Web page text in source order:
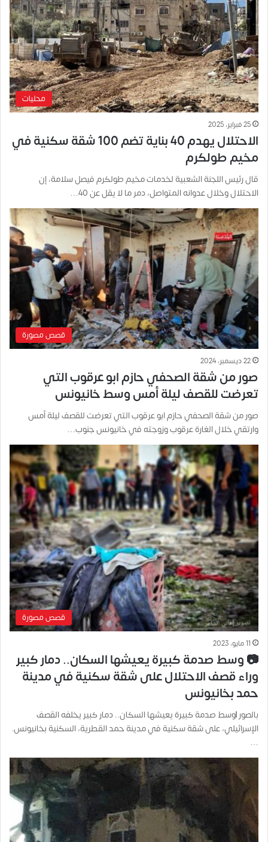
محليات
25 فبراير، 2025
الاحتلال يهدم 40 بناية تضم 100 شقة سكنية في
مخيم طولكرم
قال رئيس اللجنة الشعبية لخدمات مخيم طولكرم فيصل سلامة، إن
الاحتلال وخلال عدوانه المتواصل، دمر ما لا يقل عن 40…
قصص مصورة
22 ديسمبر، 2024
صور من شقة الصحفي حازم ابو عرقوب التي
تعرضت للقصف ليلة أمس وسط خانيونس
صور من شقة الصحفي حازم ابو عرقوب التي تعرضت للقصف ليلة أمس
وارتقي خلال الغارة عرقوب وزوجته في خانيونس جنوب…
قصص مصورة
11 مايو، 2023
📷 وسط صدمة كبيرة يعيشها السكان.. دمار كبير
وراء قصف الاحتلال على شقة سكنية في مدينة
حمد بخانيونس
بالصور |وسط صدمة كبيرة يعيشها السكان.. دمار كبير يخلفه القصف
الإسرائيلي، على شقة سكنية في مدينة حمد القطرية، السكنية بخانيونس.
…